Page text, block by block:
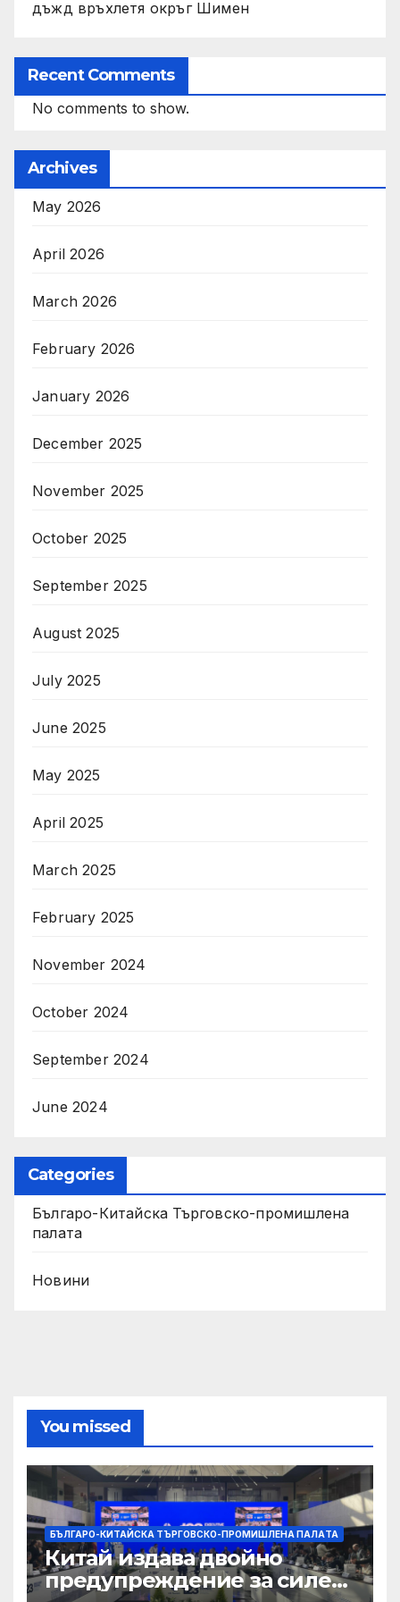
дъжд връхлетя окръг Шимен
Recent Comments
No comments to show.
Archives
May 2026
April 2026
March 2026
February 2026
January 2026
December 2025
November 2025
October 2025
September 2025
August 2025
July 2025
June 2025
May 2025
April 2025
March 2025
February 2025
November 2024
October 2024
September 2024
June 2024
Categories
Българо-Китайска Търговско-промишлена
палaта
Новини
You missed
БЪЛГАРО-КИТАЙСКА ТЪРГОВСКО-ПРОМИШЛЕНА ПАЛAТА
Китай издава двойно
предупреждение за силен